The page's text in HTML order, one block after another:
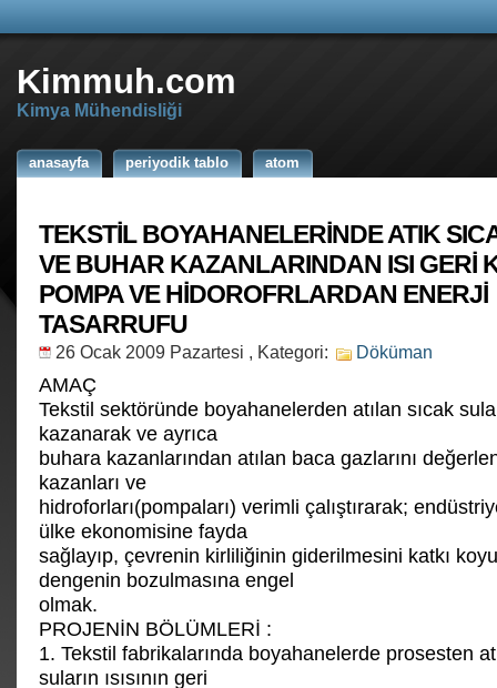
Kimmuh.com
Kimya Mühendisliği
anasayfa periyodik tablo atom
TEKSTİL BOYAHANELERİNDE ATIK
VE BUHAR KAZANLARINDAN ISI GERİ
POMPA VE HİDOROFRLARDAN ENERJİ
TASARRUFU
26 Ocak 2009 Pazartesi , Kategori: Döküman
AMAÇ
Tekstil sektöründe boyahanelerden atılan sıcak
kazanarak ve ayrıca
buhara kazanlarından atılan baca gazlarını
kazanları ve
hidroforları(pompaları) verimli çalıştırarak;
ülke ekonomisine fayda
sağlayıp, çevrenin kirliliğinin giderilmesini katkı
dengenin bozulmasına engel
olmak.
PROJENİN BÖLÜMLERİ :
1. Tekstil fabrikalarında boyahanelerde prosesten
suların ısısının geri